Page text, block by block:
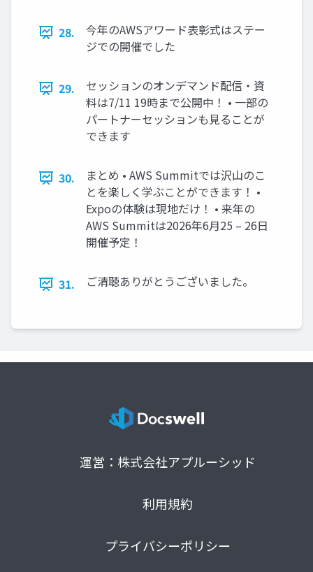
28.
今年のAWSアワード表彰式はステー
ジでの開催でした
29.
セッションのオンデマンド配信・資
料は7/11 19時まで公開中！ • 一部の
パートナーセッションも見ることが
できます
30.
まとめ • AWS Summitでは沢山のこ
とを楽しく学ぶことができます！ •
Expoの体験は現地だけ！ • 来年の
AWS Summitは2026年6月25 – 26日
開催予定！
31. ご清聴ありがとうございました。
運営：株式会社アプルーシッド
利用規約
プライバシーポリシー